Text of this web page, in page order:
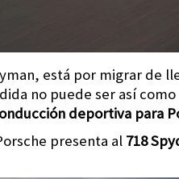
está por migrar de
no puede ser así
deportiva para
presenta al 718